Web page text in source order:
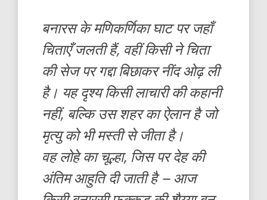
बनारस के मणिकर्णिका घाट पर जहाँ
चिताएँ जलती हैं, वहीं किसी ने चिता
की सेज पर गद्दा बिछाकर नींद ओढ़ ली
है। यह दृश्य किसी लाचारी की कहानी
नहीं, बल्कि उस शहर का ऐलान है जो
मृत्यु को भी मस्ती से जीता है।
वह लोहे का चूल्हा, जिस पर देह की
अंतिम आहुति दी जाती है – आज